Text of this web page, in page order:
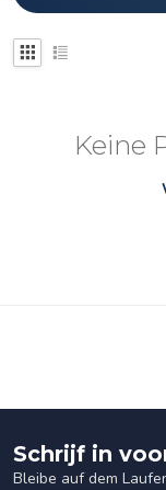
Keine
Schrijf in
Bleibe auf dem